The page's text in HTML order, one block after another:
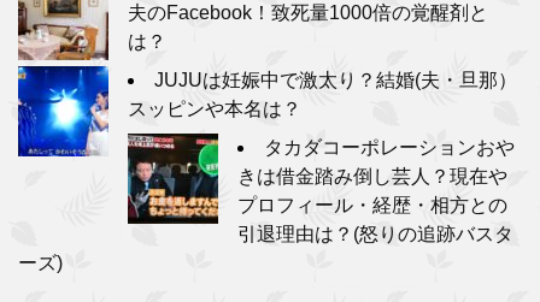
夫のFacebook！致死量1000倍の覚醒剤と
は？
JUJUは妊娠中で激太り？結婚(夫・旦那）
スッピンや本名は？
タカダコーポレーションおや
きは借金踏み倒し芸人？現在や
プロフィール・経歴・相方との
引退理由は？(怒りの追跡バスタ
ーズ)